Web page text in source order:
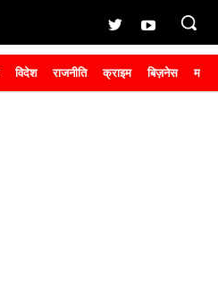
विदेश राजनीति क्राइम बिज़नेस